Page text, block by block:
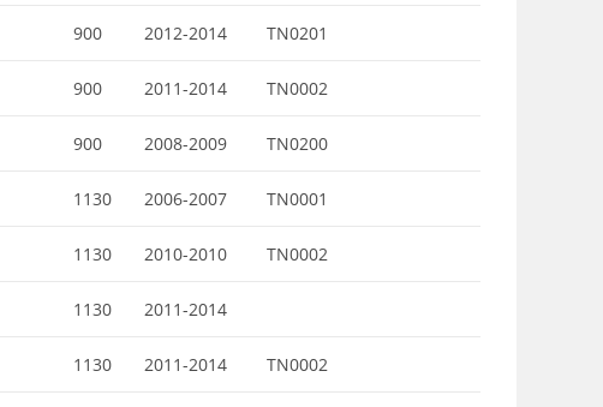
900 2012-2014 TN0201
900 2011-2014 TN0002
900 2008-2009 TN0200
1130 2006-2007 TN0001
1130 2010-2010 TN0002
1130 2011-2014
1130 2011-2014 TN0002